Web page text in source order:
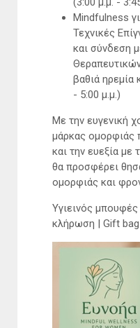
Mindfulness
Τεχνικές
και σύνδεση
βαθιά ηρεμία
- 5:00 μ.μ.)
Με την ευγενική
μάρκας ομορφιάς
και την ευεξία με
θα προσφέρει
ομορφιάς και
Υγιεινός
κλήρωση | Gift bag